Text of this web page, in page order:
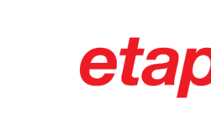
Contactez-nous. | Conditions
Politique de confidentialité |